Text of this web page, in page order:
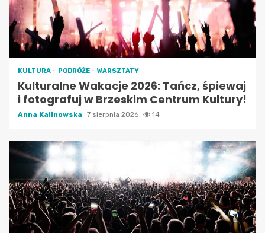
KULTURA PODRÓŻE WARSZTATY
Kulturalne Wakacje 2026: Tańcz, śpiewaj
i fotografuj w Brzeskim Centrum Kultury!
Anna Kalinowska 7 sierpnia 2026 14